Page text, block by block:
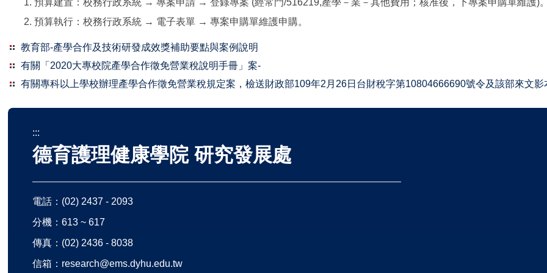
預算建置：校務行政系統 → 專案申請 → 登錄專案 (經常門/516219,產學－業－其他費用；核准後，下專案申購單維護)。
預算執行：校務行政系統 → 電子表單 → 專案申購單維護申購。
教育部-產學合作及技術研發成效獎補助要點與案例說明
有關「2020大專校院產學合作徵免營業稅說明手冊」案-
有關專科以上學校辦理產學合作徵免營業稅規定案，檢送財政部109年2月26日台財稅字第10804666690號令及該部來文影
:::
德育護理健康學院 研究發展處
電話： (02) 2437 - 2093
分機：613 ~ 617
傳真：(02) 2436 - 8038
信箱： research@ems.dyhu.edu.tw